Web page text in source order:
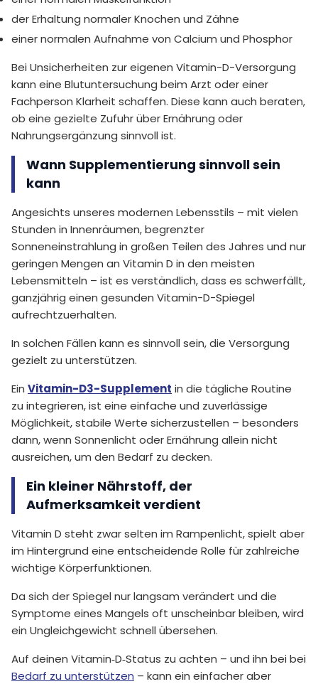
der Erhaltung normaler Knochen und Zähne
einer normalen Aufnahme von Calcium und Phosphor
Bei Unsicherheiten zur eigenen Vitamin-D-Versorgung
kann eine Blutuntersuchung beim Arzt oder einer
Fachperson Klarheit schaffen. Diese kann auch beraten,
ob eine gezielte Zufuhr über Ernährung oder
Nahrungsergänzung sinnvoll ist.
Wann Supplementierung sinnvoll sein
kann
Angesichts unseres modernen Lebensstils – mit vielen
Stunden in Innenräumen, begrenzter
Sonneneinstrahlung in großen Teilen des Jahres und nur
geringen Mengen an Vitamin D in den meisten
Lebensmitteln – ist es verständlich, dass es schwerfällt,
ganzjährig einen gesunden Vitamin-D-Spiegel
aufrechtzuerhalten.
In solchen Fällen kann es sinnvoll sein, die Versorgung
gezielt zu unterstützen.
Ein Vitamin-D3-Supplement in die tägliche Routine
zu integrieren, ist eine einfache und zuverlässige
Möglichkeit, stabile Werte sicherzustellen – besonders
dann, wenn Sonnenlicht oder Ernährung allein nicht
ausreichen, um den Bedarf zu decken.
Ein kleiner Nährstoff, der
Aufmerksamkeit verdient
Vitamin D steht zwar selten im Rampenlicht, spielt aber
im Hintergrund eine entscheidende Rolle für zahlreiche
wichtige Körperfunktionen.
Da sich der Spiegel nur langsam verändert und die
Symptome eines Mangels oft unscheinbar bleiben, wird
ein Ungleichgewicht schnell übersehen.
Auf deinen Vitamin‑D‑Status zu achten – und ihn bei bei
Bedarf zu unterstützen – kann ein einfacher aber